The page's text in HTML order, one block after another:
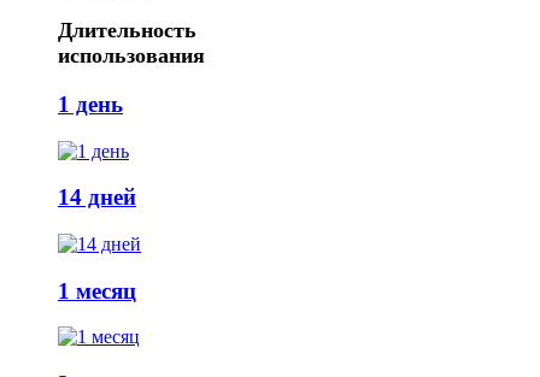
Длительность
использования
1 день
14 дней
1 месяц